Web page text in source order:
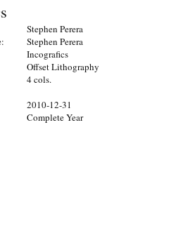
Stephen Perera
Stephen Perera
Incografics
Offset Lithography
4 cols.
2010-12-31
Complete Year